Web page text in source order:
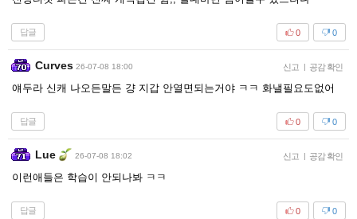
답글 0
0
Curves 26-07-08 18:00 신고 | 공감 확인
얘두라 신캐 나오든말든 걍 지갑 안열면되는거야 ㅋㅋ 화낼필요도없어
답글 0
0
Lue 26-07-08 18:02 신고 | 공감 확인
이런애들은 학습이 안되나봐 ㅋㅋ
답글 0
0